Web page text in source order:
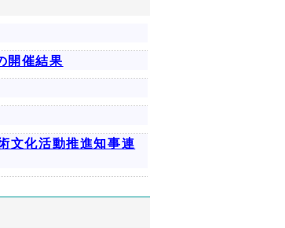
開催結果
文化活動推進知事連